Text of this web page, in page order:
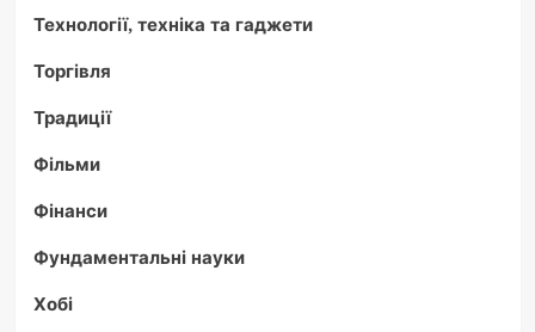
Технології, техніка та гаджети
Торгівля
Традиції
Фільми
Фінанси
Фундаментальні науки
Хобі